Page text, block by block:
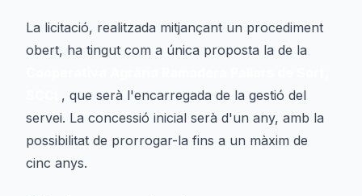
La licitació, realitzada mitjançant un procediment
obert, ha tingut com a única proposta la de la
, que serà l'encarregada de la gestió del
servei. La concessió inicial serà d'un any, amb la
possibilitat de prorrogar-la fins a un màxim de
cinc anys.